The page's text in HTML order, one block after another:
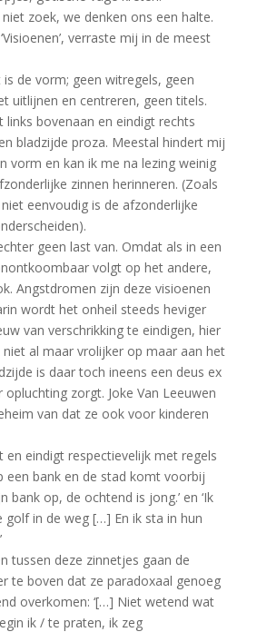
zoek, we denken ons een halte.
verraste mij in de meest
de vorm; geen witregels, geen
uitlijnen en centreren, geen titels.
links bovenaan en eindigt rechts
bladzijde proza. Meestal hindert mij
vorm en kan ik me na lezing weinig
zinnen herinneren. (Zoals
eenvoudig is de afzonderlijke
geen last van. Omdat als in een
volgt op het andere,
Angstdromen zijn deze visioenen
wordt het onheil steeds heviger
van verschrikking te eindigen, hier
al maar vrolijker op maar aan het
is daar toch ineens een deus ex
zorgt. Joke Van Leeuwen
van dat ze ook voor kinderen
en eindigt respectievelijk met regels
een bank en de stad komt voorbij
bank op, de ochtend is jong.’ en ‘Ik
golf in de weg […] En ik sta in hun
tussen deze zinnetjes gaan de
te boven dat ze paradoxaal genoeg
overkomen: ‘[…] Niet wetend wat
ik / te praten, ik zeg